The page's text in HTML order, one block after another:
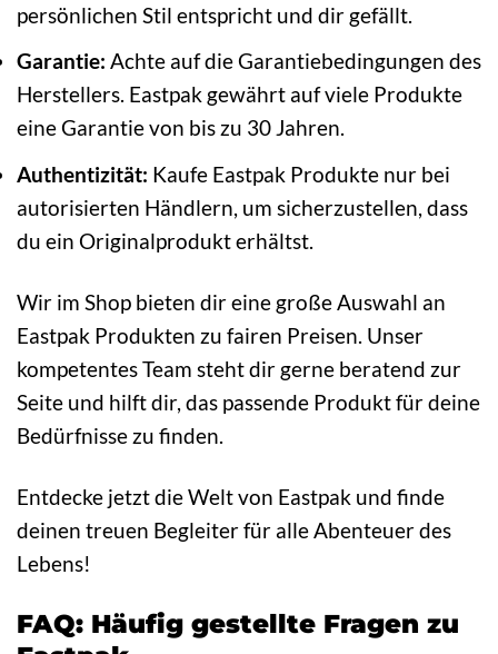
persönlichen Stil entspricht und dir gefällt.
Garantie: Achte auf die Garantiebedingungen des
Herstellers. Eastpak gewährt auf viele Produkte
eine Garantie von bis zu 30 Jahren.
Authentizität: Kaufe Eastpak Produkte nur bei
autorisierten Händlern, um sicherzustellen, dass
du ein Originalprodukt erhältst.
Wir im Shop bieten dir eine große Auswahl an
Eastpak Produkten zu fairen Preisen. Unser
kompetentes Team steht dir gerne beratend zur
Seite und hilft dir, das passende Produkt für deine
Bedürfnisse zu finden.
Entdecke jetzt die Welt von Eastpak und finde
deinen treuen Begleiter für alle Abenteuer des
Lebens!
FAQ: Häufig gestellte Fragen zu